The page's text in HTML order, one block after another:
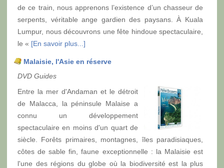
de ce train, nous apprenons l’existence d’un chasseur de
serpents, véritable ange gardien des paysans. À Kuala
Lumpur, nous découvrons une fête hindoue spectaculaire,
le « [En savoir plus...]
Malaisie, l'Asie en réserve
DVD Guides
Entre la mer d'Andaman et le détroit
de Malacca, la péninsule Malaise a
connu un développement
spectaculaire en moins d'un quart de
siècle. Forêts primaires, montagnes, îles paradisiaques,
côtes de sable fin, faune exceptionnelle : la Malaisie est
l'une des régions du globe où la biodiversité est la plus